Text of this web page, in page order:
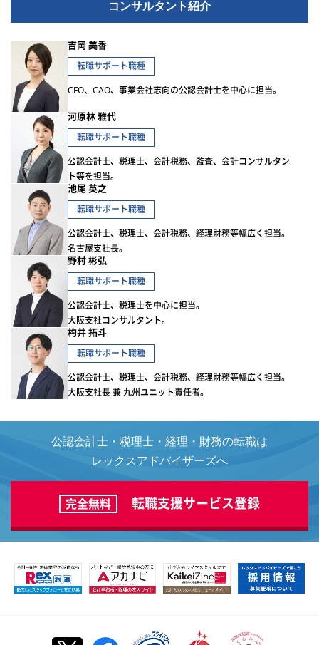
コンサルタント紹介
吉岡 美香
転職サポート職種
CFO、CAO、事業会社志向の公認会計士を中心に担当。
河原林 雅代
転職サポート職種
公認会計士、税理士、会計税務、監査、会計コンサルタン
ト等を担当。
池尾 英之
転職サポート職種
公認会計士、税理士、会計税務、経理財務等幅広く担当。
名古屋支社長。
野村 彬弘
転職サポート職種
公認会計士、税理士を中心に担当。
大阪支社コンサルタント。
杓井 拓斗
転職サポート職種
公認会計士、税理士、会計税務、経理財務等幅広く担当。
大阪支社長 兼 九州ユニット責任者。
公認会計士・税理士・経理・財務の転職は
レックスアドバイザーズへ
完全無料 転職支援サービス登録